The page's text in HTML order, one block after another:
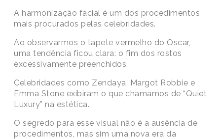
A harmonização facial é um dos procedimentos
mais procurados pelas celebridades.
Ao observarmos o tapete vermelho do Oscar,
uma tendência ficou clara: o fim dos rostos
excessivamente preenchidos.
Celebridades como Zendaya, Margot Robbie e
Emma Stone exibiram o que chamamos de “Quiet
Luxury” na estética.
O segredo para esse visual não é a ausência de
procedimentos, mas sim uma nova era da